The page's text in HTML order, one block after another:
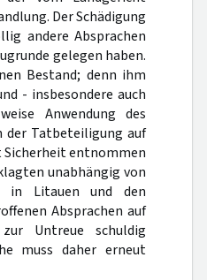
Der Schädigung
andere Absprachen
gelegen haben.
Bestand; denn ihm
- insbesondere auch
Anwendung des
der Tatbeteiligung auf
entnommen
unabhängig von
in Litauen und den
Absprachen auf
Untreue schuldig
muss daher erneut